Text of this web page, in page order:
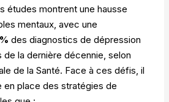
études montrent une hausse
mentaux, avec une
des diagnostics de dépression
de la dernière décennie, selon
de la Santé. Face à ces défis, il
place des stratégies de